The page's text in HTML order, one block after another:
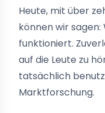
Heute, mit über
können wir
funktioniert.
auf die Leute zu
tatsächlich
Marktforschung.